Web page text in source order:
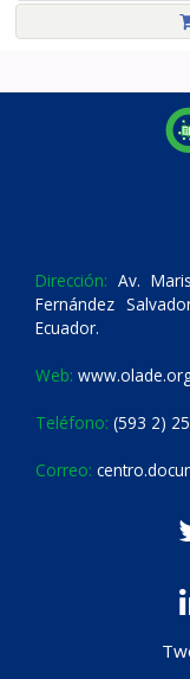
Dirección: Av.
Fernández
Ecuador.
Web:
Teléfono: (593 2)
Correo: